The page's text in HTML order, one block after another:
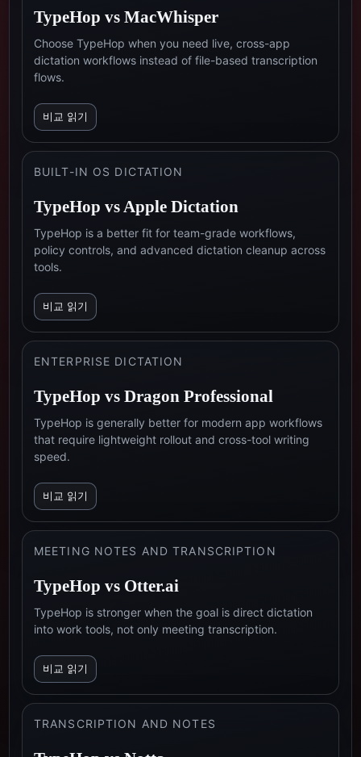
TypeHop vs MacWhisper
Choose TypeHop when you need live, cross-app
dictation workflows instead of file-based transcription
flows.
비교 읽기
BUILT-IN OS DICTATION
TypeHop vsApple Dictation
TypeHop is a better fit for team-grade workflows,
policy controls, and advanced dictation cleanup across
tools.
비교 읽기
ENTERPRISE DICTATION
TypeHop vs Dragon Professional
TypeHop is generally better for modern app workflows
that require lightweight rollout and cross-tool writing
speed.
비교 읽기
MEETING NOTES AND TRANSCRIPTION
TypeHop vs Otter.ai
TypeHop is stronger when the goal is direct dictation
into work tools, not only meeting transcription.
비교 읽기
TRANSCRIPTION AND NOTES